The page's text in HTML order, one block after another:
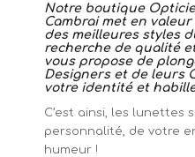
Notre boutique
Cambrai met en
des meilleures styles
recherche de qualité
vous propose de
Designers et de leurs
votre identité et
C’est ainsi, les lunettes
personnalité, de votre
humeur !